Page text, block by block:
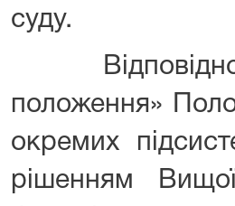
суду.
Відповідно до
положення»
окремих
рішенням